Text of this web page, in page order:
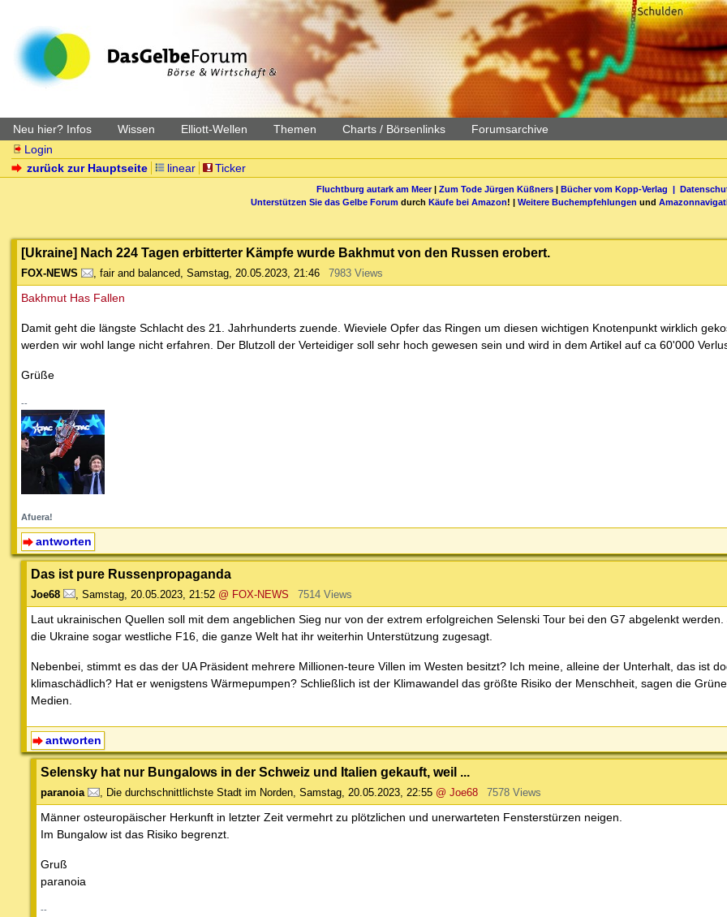
Neu hier? Infos Wissen Elliott-Wellen Themen Charts / Börsenlinks Forumsarchive
Login
zurück zur Hauptseite
linear Ticker
Fluchtburg autark am Meer| Zum Tode Jürgen Küßners| Bücher vom Kopp-Verlag |
Unterstützen Sie das Gelbe Forum durch Käufe bei Amazon! | Weitere Buchempfehlungen und
[Ukraine] Nach 224 Tagen erbitterter Kämpfe wurde Bakhmut von den Russen erobert.
FOX-NEWS , fair and balanced, Samstag, 20.05.2023, 21:46 7983 Views
Bakhmut Has Fallen
Damit geht die längste Schlacht des 21. Jahrhunderts zuende. Wieviele Opfer das Ringen um diesen wichtigen Knotenpunkt wirklich
werden wir wohl lange nicht erfahren. Der Blutzoll der Verteidiger soll sehr hoch gewesen sein und wird in dem Artikel auf ca 60'000
Grüße
--
Afuera!
antworten
Das ist pure Russenpropaganda
Joe68 Samstag, 20.05.2023, 21:52 @ FOX-NEWS 7514 Views
Laut ukrainischen Quellen soll mit dem angeblichen Sieg nur von der extrem erfolgreichen Selenski Tour bei den G7 abgelenkt
die Ukraine sogar westliche F16, die ganze Welt hat ihr weiterhin Unterstützung zugesagt.
Nebenbei, stimmt es das der UA Präsident mehrere Millionen-teure Villen im Westen besitzt? Ich meine, alleine der Unterhalt, das ist
klimaschädlich? Hat er wenigstens Wärmepumpen? Schließlich ist der Klimawandel das größte Risiko der Menschheit, sagen die
Medien.
antworten
Selensky hat nur Bungalows in der Schweiz und Italien gekauft, weil ...
paranoia , Die durchschnittlichste Stadt im Norden, Samstag, 20.05.2023, 22:55 @ Joe68 7578 Views
Männer osteuropäischer Herkunft in letzter Zeit vermehrt zu plötzlichen und unerwarteten Fensterstürzen neigen.
Im Bungalow ist das Risiko begrenzt.
Gruß
paranoia
--